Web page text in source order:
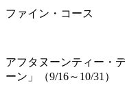
ファイン・コース
アフタヌーンティー・
ーン」（9/16～10/31）